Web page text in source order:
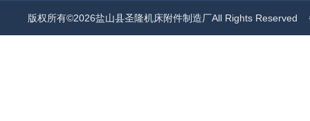
版权所有©2026盐山县圣隆机床附件制造厂All Rights Reserved